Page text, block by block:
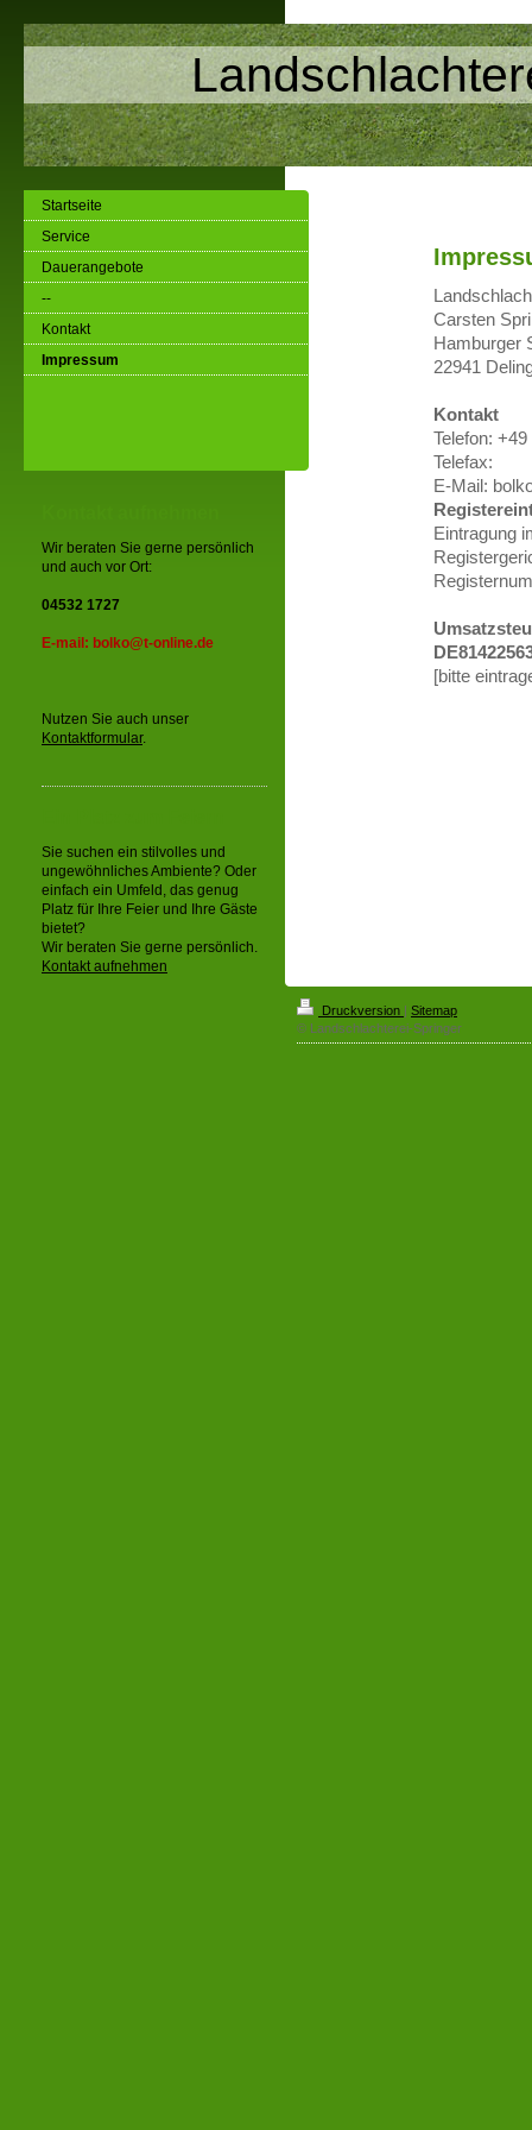
Carsten
Hamburger
22941
Kontakt
Telefon:
Telefax:
E-Mail:
Eintragung
[bitte
Startseite
Service
Dauerangebote
--
Kontakt
Impressum
Wir beraten Sie gerne persönlich
und auch vor Ort:
04532 1727
E-mail: bolko@t-online.de
Nutzen Sie auch unser
Kontaktformular.
Sie suchen ein stilvolles und
ungewöhnliches Ambiente? Oder
einfach ein Umfeld, das genug
Platz für Ihre Feier und Ihre Gäste
bietet?
Wir beraten Sie gerne persönlich.
Kontakt aufnehmen
Druckversion | Sitemap
© Landschlachterei-Springer